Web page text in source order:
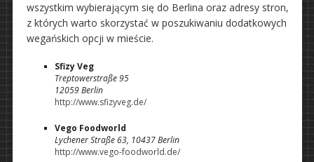
wszystkim wybierającym się do Berlina oraz adresy stron,
z których warto skorzystać w poszukiwaniu dodatkowych
wegańskich opcji w mieście.
Sfizy Veg
Treptowerstraße 95
12059 Berlin
http://www.sfizyveg.de/
Vego Foodworld
Lychener Straße 63, 10437 Berlin
http://www.vego-foodworld.de/